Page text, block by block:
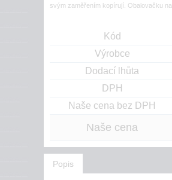
svým zaměřením kopírují. Obalovačku
Kód
Výrobce
Dodací lhůta
DPH
Naše cena bez DPH
Naše cena
Popis